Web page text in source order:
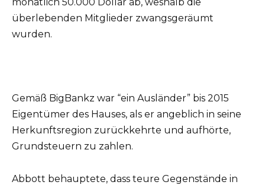
überlebenden Mitglieder zwangsgeräumt
wurden.
Gemäß BigBankz war “ein Ausländer” bis 2015
Eigentümer des Hauses, als er angeblich in seine
Herkunftsregion zurückkehrte und aufhörte,
Grundsteuern zu zahlen.
Abbott behauptete, dass teure Gegenstände in